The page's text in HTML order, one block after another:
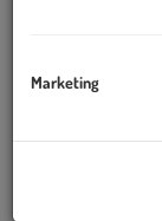
Marketing